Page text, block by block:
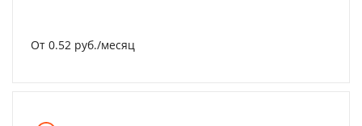
От 0.52 руб./месяц